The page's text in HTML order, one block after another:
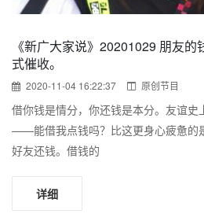
《新广大家说》20201029 朋友
式催收。
2020-11-04 16:22:37 原创节目
借你钱是情分，你还钱是本分。友谊史
——能借我点钱吗？比这更身心疲惫的
好友还钱。借钱的
详细